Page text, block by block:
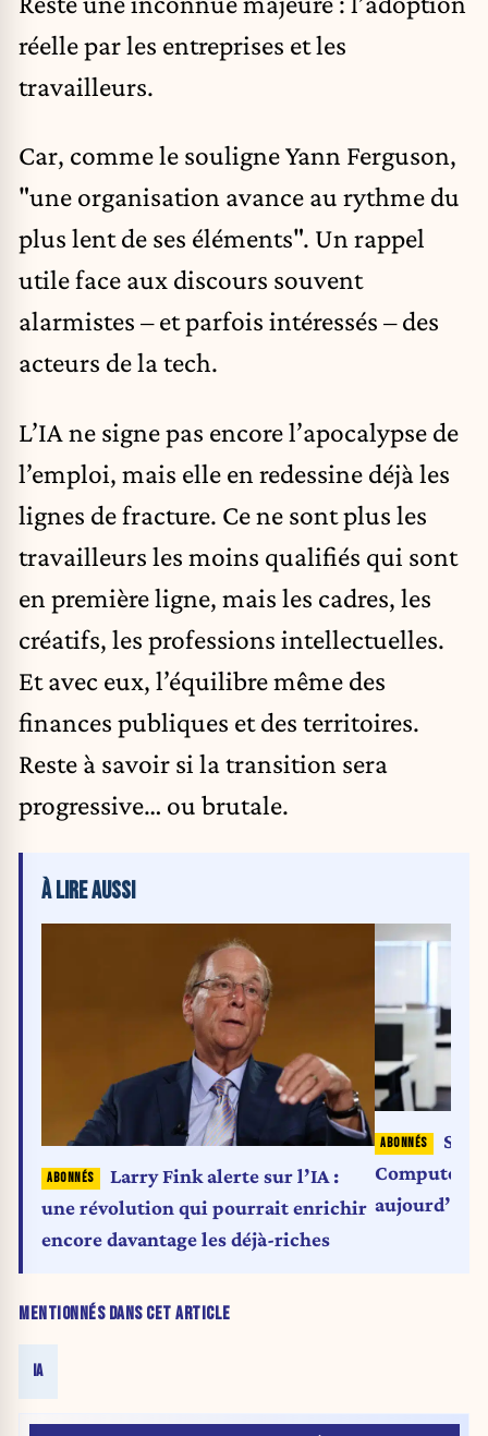
réelle par les entreprises et les
travailleurs.
Car, comme le souligne Yann Ferguson,
"une organisation avance au rythme du
plus lent de ses éléments". Un rappel
utile face aux discours souvent
alarmistes – et parfois intéressés – des
acteurs de la tech.
L’IA ne signe pas encore l’apocalypse de
l’emploi, mais elle en redessine déjà les
lignes de fracture. Ce ne sont plus les
travailleurs les moins qualifiés qui sont
en première ligne, mais les cadres, les
créatifs, les professions intellectuelles.
Et avec eux, l’équilibre même des
finances publiques et des territoires.
Reste à savoir si la transition sera
progressive… ou brutale.
MENTIONNÉS DANS CET ARTICLE
IA
À LIRE AUSSI
Larry Fink alerte sur l’IA :
une révolution qui pourrait enrichir
encore davantage les déjà-riches
Compute) :
aujourd’hui